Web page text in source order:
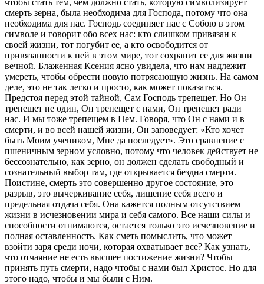
смерть зерна, была необходима для Господа, потому что она
необходима для нас. Господь соединяет нас с Собою в этом
символе и говорит обо всех нас: кто слишком привязан к
своей жизни, тот погубит ее, а кто освободится от
привязанности к ней в этом мире, тот сохранит ее для жизни
вечной. Блаженная Ксения ясно увидела, что нам надлежит
умереть, чтобы обрести новую потрясающую жизнь. На самом
деле, это не так легко и просто, как может показаться.
Предстоя перед этой тайной, Сам Господь трепещет. Но Он
трепещет не один, Он трепещет с нами, Он трепещет ради
нас. И мы тоже трепещем в Нем. Говоря, что Он с нами и в
смерти, и во всей нашей жизни, Он заповедует: «Кто хочет
быть Моим учеником, Мне да последует». Это сравнение с
пшеничным зерном условно, потому что человек действует не
бессознательно, как зерно, он должен сделать свободный и
сознательный выбор там, где открывается бездна смерти.
Поистине, смерть это совершенно другое состояние, это
разрыв, это вычеркивание себя, лишение себя всего и
предельная отдача себя. Она кажется полным отсутствием
жизни в исчезновении мира и себя самого. Все наши силы и
способности отнимаются, остается только это исчезновение и
полная оставленность. Как сметь помыслить, что может
взойти заря среди ночи, которая охватывает все? Как узнать,
что отчаяние не есть высшее постижение жизни? Чтобы
принять путь смерти, надо чтобы с нами был Христос. Но для
этого надо, чтобы и мы были с Ним.